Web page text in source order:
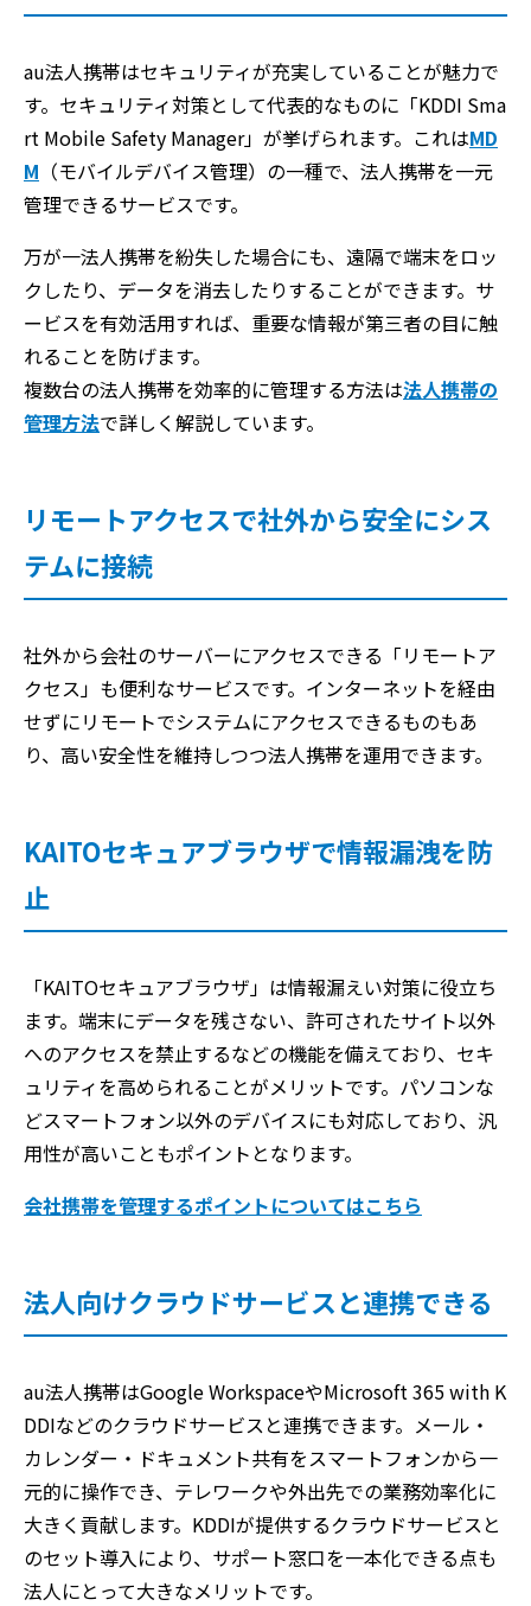
au法人携帯はセキュリティが充実していることが魅力で
す。セキュリティ対策として代表的なものに「KDDI Sma
rt Mobile Safety Manager」が挙げられます。これはMD
M （モバイルデバイス管理）の一種で、法人携帯を一元
管理できるサービスです。
万が一法人携帯を紛失した場合にも、遠隔で端末をロッ
クしたり、データを消去したりすることができます。サ
ービスを有効活用すれば、重要な情報が第三者の目に触
れることを防げます。
複数台の法人携帯を効率的に管理する方法は法人携帯の
管理方法で詳しく解説しています。
リモートアクセスで社外から安全にシス
テムに接続
社外から会社のサーバーにアクセスできる「リモートア
クセス」も便利なサービスです。インターネットを経由
せずにリモートでシステムにアクセスできるものもあ
り、高い安全性を維持しつつ法人携帯を運用できます。
KAITOセキュアブラウザで情報漏洩を防
止
「KAITOセキュアブラウザ」は情報漏えい対策に役立ち
ます。端末にデータを残さない、許可されたサイト以外
へのアクセスを禁止するなどの機能を備えており、セキ
ュリティを高められることがメリットです。パソコンな
どスマートフォン以外のデバイスにも対応しており、汎
用性が高いこともポイントとなります。
会社携帯を管理するポイントについてはこちら
法人向けクラウドサービスと連携できる
au法人携帯はGoogle WorkspaceやMicrosoft 365 with K
DDIなどのクラウドサービスと連携できます。メール・
カレンダー・ドキュメント共有をスマートフォンから一
元的に操作でき、テレワークや外出先での業務効率化に
大きく貢献します。KDDIが提供するクラウドサービスと
のセット導入により、サポート窓口を一本化できる点も
法人にとって大きなメリットです。